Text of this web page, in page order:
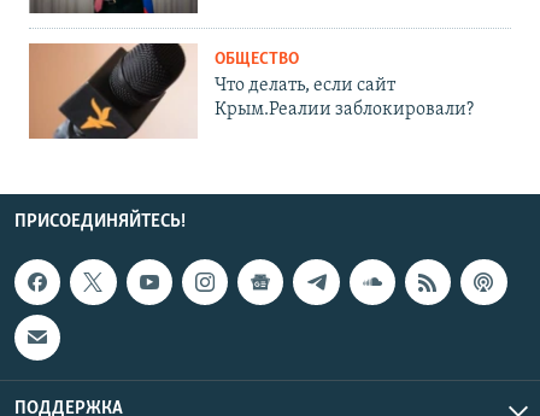
ОБЩЕСТВО
Что делать, если сайт
Крым.Реалии заблокировали?
ПРИСОЕДИНЯЙТЕСЬ!
ПОДДЕРЖКА